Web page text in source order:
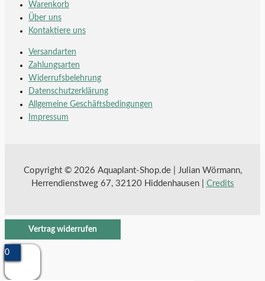
Warenkorb
Über uns
Kontaktiere uns
Versandarten
Zahlungsarten
Widerrufsbelehrung
Datenschutzerklärung
Allgemeine Geschäftsbedingungen
Impressum
Copyright © 2026 Aquaplant-Shop.de | Julian Wörmann,
Herrendienstweg 67, 32120 Hiddenhausen | Credits
Vertrag widerrufen
0